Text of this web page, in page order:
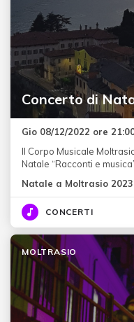
Concerto di
Gio 08/12/2022 ore
Il Corpo Musicale
Natale “Racconti e
Natale a Moltrasio 2023
CONCERTI
MOLTRASIO